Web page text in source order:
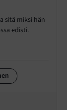
sitä miksi hän
edisti.